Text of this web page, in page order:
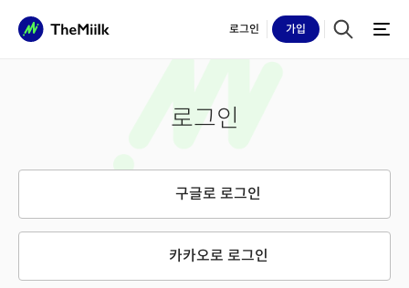
로그인 가입
로그인
구글로 로그인
카카오로 로그인